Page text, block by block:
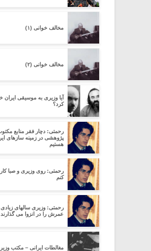
مخالف خوانی (۱)
مخالف خوانی (۲)
آیا وزیری به موسیقی ایران
کرد؟
رحمتی: دچار فقر منابع
پژوهشی در زمینه سازهای
هستیم
رحمتی: روی وزیری و صبا
کنم
رحمتی: وزیری سالهای زیادی
عمرش را در انزوا می گذارند
مغالطات ایرانی – مکتب